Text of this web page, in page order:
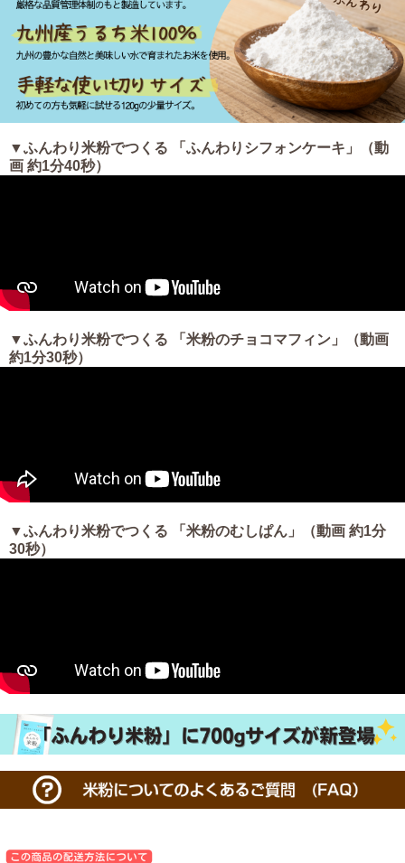
▼ふんわり米粉でつくる 「ふんわりシフォンケーキ」（動
画 約1分40秒）
▼ふんわり米粉でつくる 「米粉のチョコマフィン」（動画
約1分30秒）
▼ふんわり米粉でつくる 「米粉のむしぱん」（動画 約1分
30秒）